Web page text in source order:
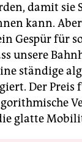
damit sie
kann.
Gespür für
unsere
ständige
Der Preis
glatte